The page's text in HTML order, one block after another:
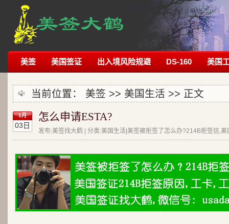
美签 美国签证 出入境风险规避 DS-160 美国
当前位置： 美签 >> 美国生活 >> 正文
1月
03日
怎么申请ESTA?
发布:美签找大鹤 | 分类:美国生活|美签被拒签了怎么办?214B拒签信,